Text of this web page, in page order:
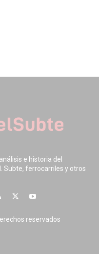
e historia del
Subte, ferrocarriles y otros
reservados